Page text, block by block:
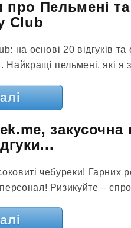
про Пельмені
Club
на основі 20 відгуків та
Найкращі пельмені, які я
чебуреки! Гарних
Ризикуйте –